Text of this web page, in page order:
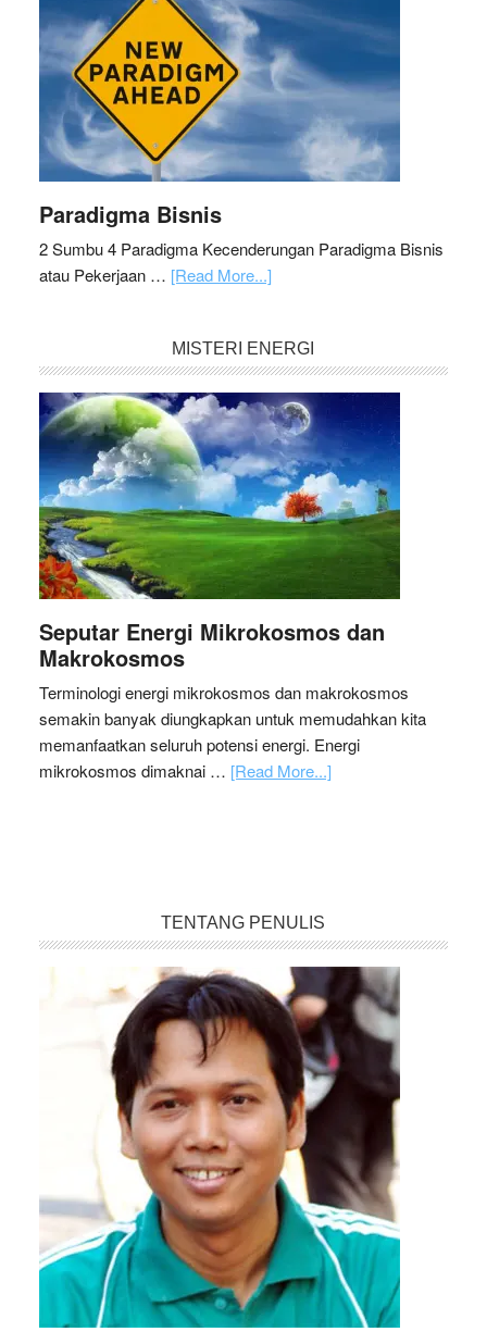
Paradigma Bisnis
2 Sumbu 4 Paradigma Kecenderungan Paradigma Bisnis
atau Pekerjaan … [Read More...]
MISTERI ENERGI
Seputar Energi Mikrokosmos dan
Makrokosmos
Terminologi energi mikrokosmos dan makrokosmos
semakin banyak diungkapkan untuk memudahkan kita
memanfaatkan seluruh potensi energi. Energi
mikrokosmos dimaknai … [Read More...]
TENTANG PENULIS